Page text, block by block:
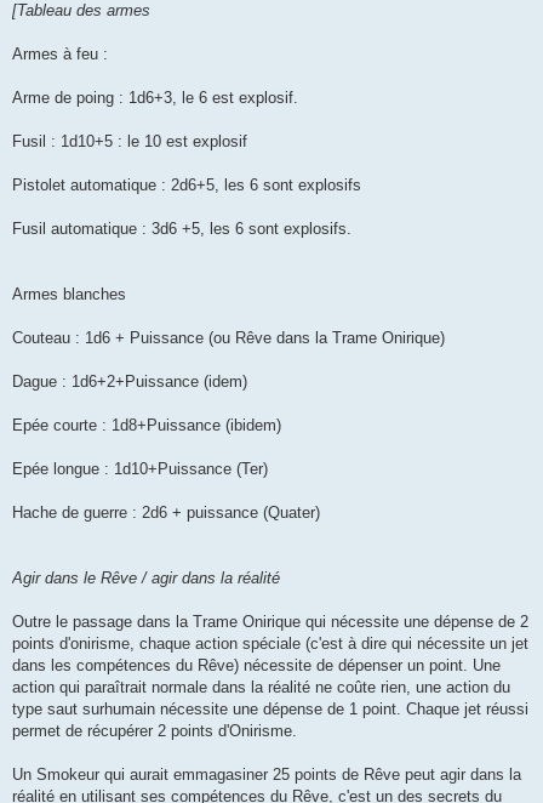
[Tableau des armes
Armes à feu :
Arme de poing : 1d6+3, le 6 est explosif.
Fusil : 1d10+5 : le 10 est explosif
Pistolet automatique : 2d6+5, les 6 sont explosifs
Fusil automatique : 3d6 +5, les 6 sont explosifs.
Armes blanches
Couteau : 1d6 + Puissance (ou Rêve dans la Trame Onirique)
Dague : 1d6+2+Puissance (idem)
Epée courte : 1d8+Puissance (ibidem)
Epée longue : 1d10+Puissance (Ter)
Hache de guerre : 2d6 + puissance (Quater)
Agir dans le Rêve / agir dans la réalité
Outre le passage dans la Trame Onirique qui nécessite une dépense de 2
points d'onirisme, chaque action spéciale (c'est à dire qui nécessite un jet
dans les compétences du Rêve) nécessite de dépenser un point. Une
action qui paraîtrait normale dans la réalité ne coûte rien, une action du
type saut surhumain nécessite une dépense de 1 point. Chaque jet réussi
permet de récupérer 2 points d'Onirisme.
Un Smokeur qui aurait emmagasiner 25 points de Rêve peut agir dans la
réalité en utilisant ses compétences du Rêve, c'est un des secrets du